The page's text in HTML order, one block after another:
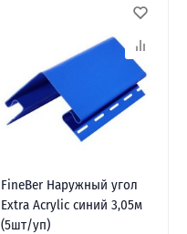
FineBer Наружный угол
Extra Acrylic синий 3,05м
(5шт/уп)